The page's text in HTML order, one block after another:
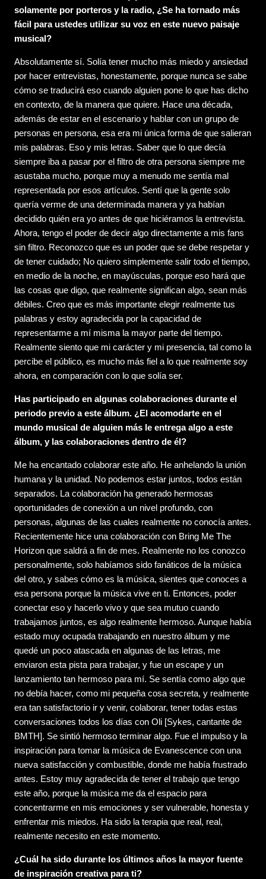
solamente por porteros y la radio, ¿Se ha tornado más
fácil para ustedes utilizar su voz en este nuevo paisaje
musical?
Absolutamente sí. Solía ​​tener mucho más miedo y ansiedad
por hacer entrevistas, honestamente, porque nunca se sabe
cómo se traducirá eso cuando alguien pone lo que has dicho
en contexto, de la manera que quiere. Hace una década,
además de estar en el escenario y hablar con un grupo de
personas en persona, esa era mi única forma de que salieran
mis palabras. Eso y mis letras. Saber que lo que decía
siempre iba a pasar por el filtro de otra persona siempre me
asustaba mucho, porque muy a menudo me sentía mal
representada por esos artículos. Sentí que la gente solo
quería verme de una determinada manera y ya habían
decidido quién era yo antes de que hiciéramos la entrevista.
Ahora, tengo el poder de decir algo directamente a mis fans
sin filtro. Reconozco que es un poder que se debe respetar y
de tener cuidado; No quiero simplemente salir todo el tiempo,
en medio de la noche, en mayúsculas, porque eso hará que
las cosas que digo, que realmente significan algo, sean más
débiles. Creo que es más importante elegir realmente tus
palabras y estoy agradecida por la capacidad de
representarme a mí misma la mayor parte del tiempo.
Realmente siento que mi carácter y mi presencia, tal como la
percibe el público, es mucho más fiel a lo que realmente soy
ahora, en comparación con lo que solía ser.
Has participado en algunas colaboraciones durante el
periodo previo a este álbum. ¿El acomodarte en el
mundo musical de alguien más le entrega algo a este
álbum, y las colaboraciones dentro de él?
Me ha encantado colaborar este año. He anhelando la unión
humana y la unidad. No podemos estar juntos, todos están
separados. La colaboración ha generado hermosas
oportunidades de conexión a un nivel profundo, con
personas, algunas de las cuales realmente no conocía antes.
Recientemente hice una colaboración con Bring Me The
Horizon que saldrá a fin de mes. Realmente no los conozco
personalmente, solo habíamos sido fanáticos de la música
del otro, y sabes cómo es la música, sientes que conoces a
esa persona porque la música vive en ti. Entonces, poder
conectar eso y hacerlo vivo y que sea mutuo cuando
trabajamos juntos, es algo realmente hermoso. Aunque había
estado muy ocupada trabajando en nuestro álbum y me
quedé un poco atascada en algunas de las letras, me
enviaron esta pista para trabajar, y fue un escape y un
lanzamiento tan hermoso para mí. Se sentía como algo que
no debía hacer, como mi pequeña cosa secreta, y realmente
era tan satisfactorio ir y venir, colaborar, tener todas estas
conversaciones todos los días con Oli [Sykes, cantante de
BMTH]. Se sintió hermoso terminar algo. Fue el impulso y la
inspiración para tomar la música de Evanescence con una
nueva satisfacción y combustible, donde me había frustrado
antes. Estoy muy agradecida de tener el trabajo que tengo
este año, porque la música me da el espacio para
concentrarme en mis emociones y ser vulnerable, honesta y
enfrentar mis miedos. Ha sido la terapia que real, real,
realmente necesito en este momento.
¿Cuál ha sido durante los últimos años la mayor fuente
de inspiración creativa para ti?